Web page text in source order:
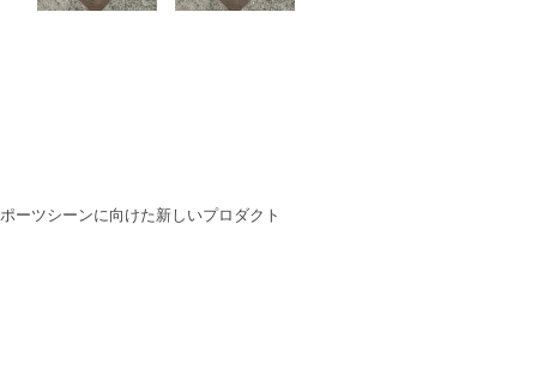
ーツシーンに向けた新しいプロダクト